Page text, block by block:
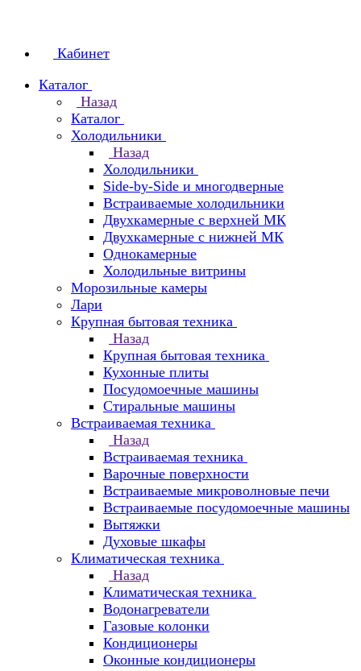
Кабинет
Каталог
Назад
Каталог
Холодильники
Назад
Холодильники
Side-by-Side и многодверные
Встраиваемые холодильники
Двухкамерные с верхней МК
Двухкамерные с нижней МК
Однокамерные
Холодильные витрины
Морозильные камеры
Лари
Крупная бытовая техника
Назад
Крупная бытовая техника
Кухонные плиты
Посудомоечные машины
Стиральные машины
Встраиваемая техника
Назад
Встраиваемая техника
Варочные поверхности
Встраиваемые микроволновые печи
Встраиваемые посудомоечные машины
Вытяжки
Духовые шкафы
Климатическая техника
Назад
Климатическая техника
Водонагреватели
Газовые колонки
Кондиционеры
Оконные кондиционеры